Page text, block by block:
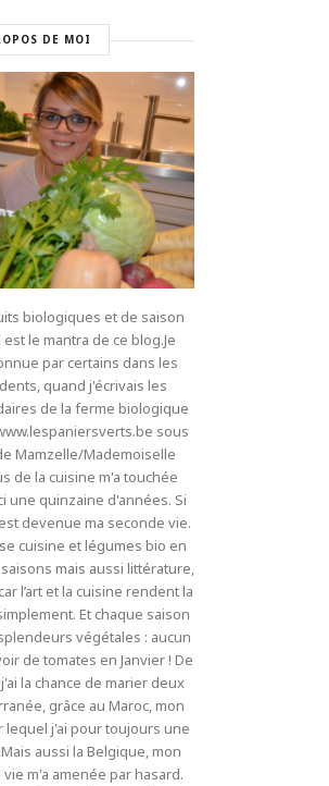
DE MOI
biologiques et de saison
le mantra de ce blog.Je
par certains dans les
quand j'écrivais les
de la ferme biologique
sous
Mamzelle/Mademoiselle
de la cuisine m'a touchée
une quinzaine d'années. Si
devenue ma seconde vie.
cuisine et légumes bio en
mais aussi littérature,
l’art et la cuisine rendent la
Et chaque saison
végétales : aucun
de tomates en Janvier ! De
la chance de marier deux
grâce au Maroc, mon
lequel j'ai pour toujours une
aussi la Belgique, mon
m'a amenée par hasard.